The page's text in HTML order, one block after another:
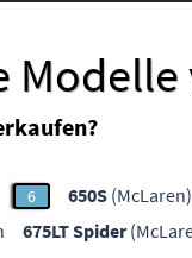
6 650S
675LT Spider